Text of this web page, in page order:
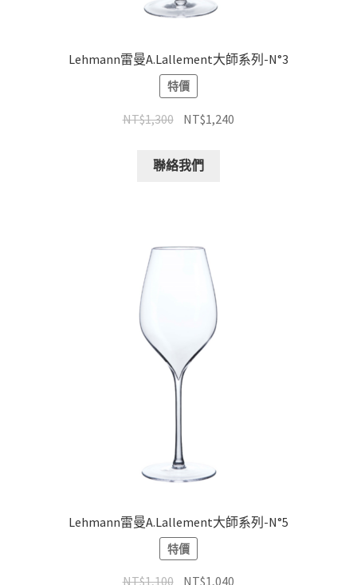
Lehmann雷曼A.Lallement大師系列-N°3
特價
NT$1,300 NT$1,240
聯絡我們
Lehmann雷曼A.Lallement大師系列-N°5
特價
NT$1,100 NT$1,040